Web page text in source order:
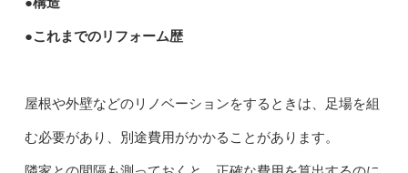
●これまでのリフォーム歴
屋根や外壁などのリノベーションをするときは、足場を組
む必要があり、別途費用がかかることがあります。